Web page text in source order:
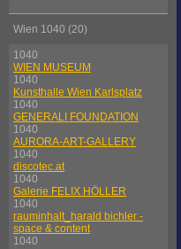
Wien 1040 (20)
1040
WIEN MUSEUM
1040
Kunsthalle Wien Karlsplatz
1040
GENERALI FOUNDATION
1040
AURORA-ART-GALLERY
1040
discotec.at
1040
Galerie FELIX HÖLLER
1040
rauminhalt_harald bichler -
space & content
1040